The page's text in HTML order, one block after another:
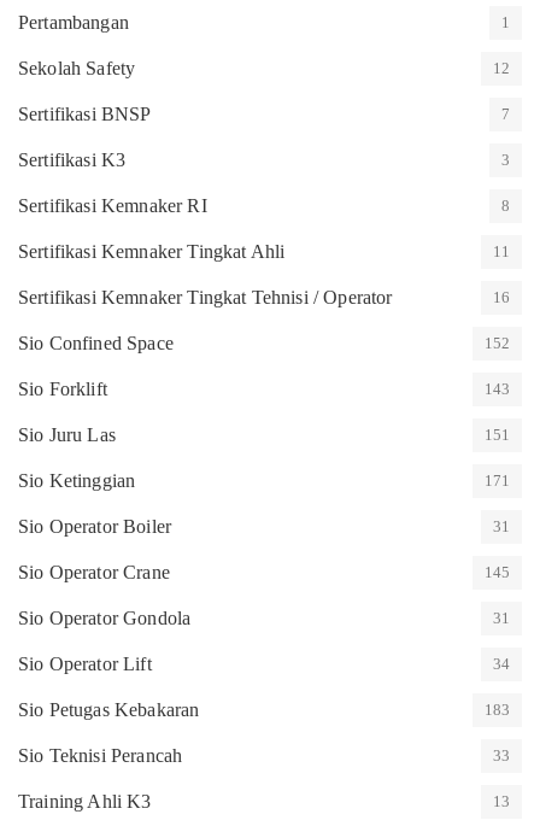
Pertambangan 1
Sekolah Safety 12
Sertifikasi BNSP 7
Sertifikasi K3 3
Sertifikasi Kemnaker RI 8
Sertifikasi Kemnaker Tingkat Ahli 11
Sertifikasi Kemnaker Tingkat Tehnisi / Operator 16
Sio Confined Space 152
Sio Forklift 143
Sio Juru Las 151
Sio Ketinggian 171
Sio Operator Boiler 31
Sio Operator Crane 145
Sio Operator Gondola 31
Sio Operator Lift 34
Sio Petugas Kebakaran 183
Sio Teknisi Perancah 33
Training Ahli K3 13